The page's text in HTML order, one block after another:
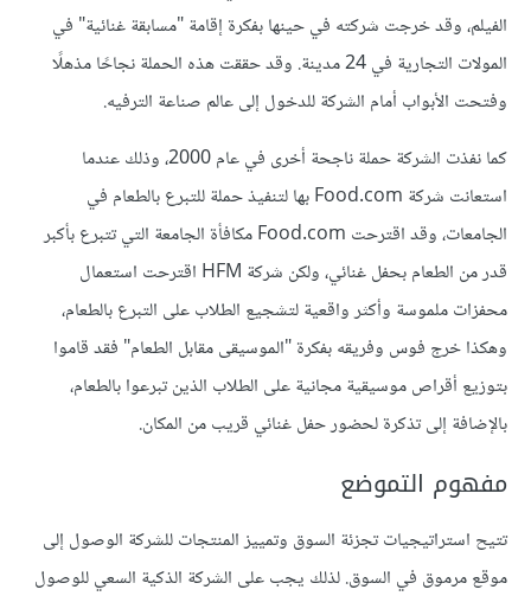
الفيلم، وقد خرجت شركته في حينها بفكرة إقامة "مسابقة غنائية" في
المولات التجارية في 24 مدينة. وقد حققت هذه الحملة نجاحًا مذهلًا
وفتحت الأبواب أمام الشركة للدخول إلى عالم صناعة الترفيه.
كما نفذت الشركة حملة ناجحة أخرى في عام 2000، وذلك عندما
استعانت شركة Food.com بها لتنفيذ حملة للتبرع بالطعام في
الجامعات، وقد اقترحت Food.com مكافأة الجامعة التي تتبرع بأكبر
قدر من الطعام بحفل غنائي، ولكن شركة HFM اقترحت استعمال
محفزات ملموسة وأكثر واقعية لتشجيع الطلاب على التبرع بالطعام،
وهكذا خرج فوس وفريقه بفكرة "الموسيقى مقابل الطعام" فقد قاموا
بتوزيع أقراص موسيقية مجانية على الطلاب الذين تبرعوا بالطعام،
بالإضافة إلى تذكرة لحضور حفل غنائي قريب من المكان.
مفهوم التموضع
تتيح استراتيجيات تجزئة السوق وتمييز المنتجات للشركة الوصول إلى
موقع مرموق في السوق. لذلك يجب على الشركة الذكية السعي للوصول